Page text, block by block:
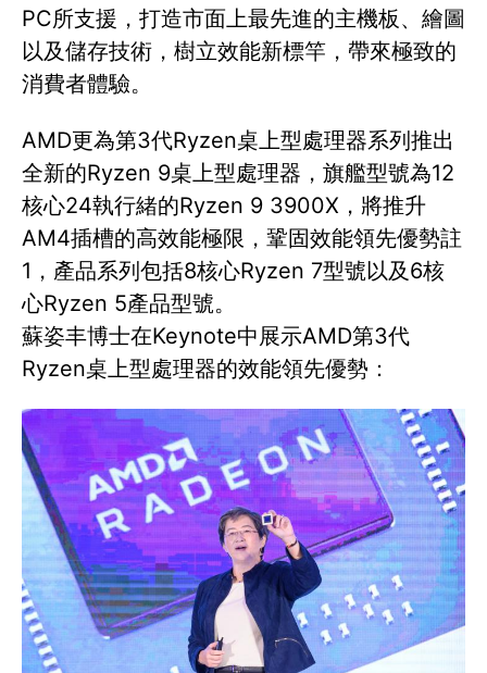
PC所支援，打造市面上最先進的主機板、繪圖
以及儲存技術，樹立效能新標竿，帶來極致的
消費者體驗。
AMD更為第3代Ryzen桌上型處理器系列推出
全新的Ryzen 9桌上型處理器，旗艦型號為12
核心24執行緒的Ryzen 9 3900X，將推升
AM4插槽的高效能極限，鞏固效能領先優勢註
1，產品系列包括8核心Ryzen 7型號以及6核
心Ryzen 5產品型號。
蘇姿丰博士在Keynote中展示AMD第3代
Ryzen桌上型處理器的效能領先優勢：